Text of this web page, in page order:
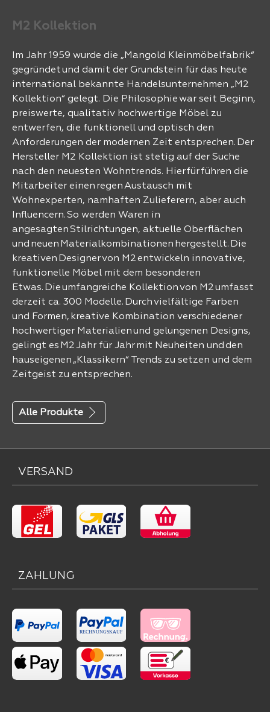
M2 Kollektion
Im Jahr 1959 wurde die „Mangold Kleinmöbelfabrik“
gegründet und damit der Grundstein für das heute
international bekannte Handelsunternehmen „M2
Kollektion“ gelegt. Die Philosophie war seit Beginn,
preiswerte, qualitativ hochwertige Möbel zu
entwerfen, die funktionell und optisch den
Anforderungen der modernen Zeit entsprechen. Der
Hersteller M2 Kollektion ist stetig auf der Suche
nach den neuesten Wohntrends. Hierfür führen die
Mitarbeiter einen regen Austausch mit
Wohnexperten, namhaften Zulieferern, aber auch
Influencern. So werden Waren in
angesagten Stilrichtungen, aktuelle Oberflächen
und neuen Materialkombinationen hergestellt. Die
kreativen Designer von M2 entwickeln innovative,
funktionelle Möbel mit dem besonderen
Etwas. Die umfangreiche Kollektion von M2 umfasst
derzeit ca. 300 Modelle. Durch vielfältige Farben
und Formen, kreative Kombination verschiedener
hochwertiger Materialien und gelungenen Designs,
gelingt es M2 Jahr für Jahr mit Neuheiten und den
hauseigenen „Klassikern“ Trends zu setzen und dem
Zeitgeist zu entsprechen.
Alle Produkte
VERSAND
ZAHLUNG